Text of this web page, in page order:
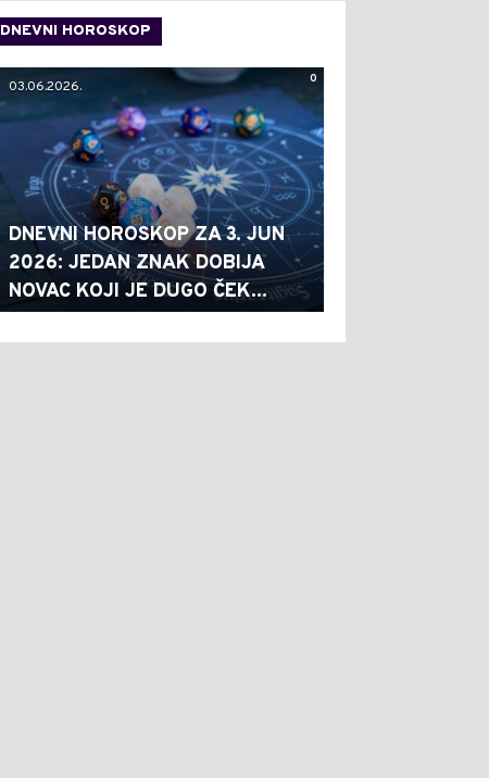
DNEVNI HOROSKOP
0
03.06.2026.
DNEVNI HOROSKOP ZA 3. JUN
2026: JEDAN ZNAK DOBIJA
NOVAC KOJI JE DUGO ČEK...